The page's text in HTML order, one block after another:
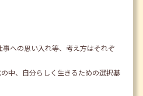
への思い入れ等、考え方はそれぞ
中、自分らしく生きるための選択基